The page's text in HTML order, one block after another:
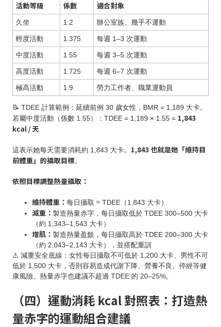
活動等級 係數 適合對象
久坐 1.2 辦公室族、幾乎不運動
輕度活動 1.375 每週 1–3 次運動
中度活動 1.55 每週 3–5 次運動
高度活動 1.725 每週 6–7 次運動
極高活動 1.9 勞力工作者、職業運動員
📝 TDEE 計算範例：延續前例 30 歲女性，BMR = 1,189 大卡。
若屬中度活動（係數 1.55）：TDEE = 1,189 × 1.55 = 1,843
kcal / 天
這表示她每天需要消耗約 1,843 大卡。 1,843 也就是她「維持目
前體重」的攝取目標。
依照目標調整熱量攝取：
維持體重： 每日攝取 ≈ TDEE（1,843 大卡）
減重： 製造熱量赤字，每日攝取低於 TDEE 300–500 大卡
（約 1,343–1,543 大卡）
增肌： 製造熱量盈餘，每日攝取高於 TDEE 200–300 大卡
（約 2,043–2,143 大卡），並搭配重訓
⚠️ 減重安全底線：女性每日攝取不可低於 1,200 大卡、男性不可
低於 1,500 大卡，否則容易造成代謝下降、營養不良、停經等健
康風險。熱量赤字也建議不超過 TDEE 的 20–25%。
（四）運動消耗 kcal 對照表：打造熱
量赤字的運動組合建議